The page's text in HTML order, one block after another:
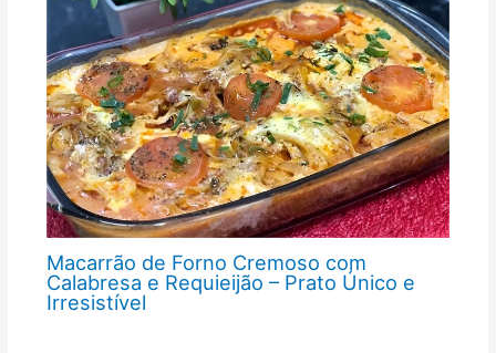
Macarrão de Forno Cremoso com
Calabresa e Requieijão – Prato Único e
Irresistível